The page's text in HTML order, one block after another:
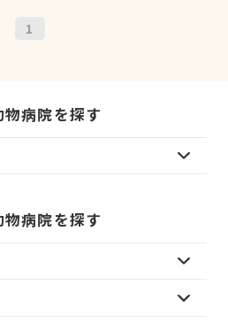
1
病院を探す
病院を探す